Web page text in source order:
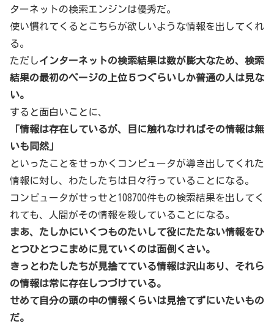
ターネットの検索エンジンは優秀だ。
使い慣れてくるとこちらが欲しいような情報を出してくれ
る。
ただしインターネットの検索結果は数が膨大なため、検索
結果の最初のページの上位５つぐらいしか普通の人は見な
い。
すると面白いことに、
「情報は存在しているが、目に触れなければその情報は無
いも同然」
といったことをせっかくコンピュータが導き出してくれた
情報に対し、わたしたちは日々行っていることになる。
コンピュータがせっせと108700件もの検索結果を出してく
れても、人間がその情報を殺していることになる。
まあ、たしかにいくつものたいして役にたたない情報をひ
とつひとつこまめに見ていくのは面倒くさい。
きっとわたしたちが見捨てている情報は沢山あり、それら
の情報は常に存在しつづけている。
せめて自分の頭の中の情報くらいは見捨てずにいたいもの
だ。